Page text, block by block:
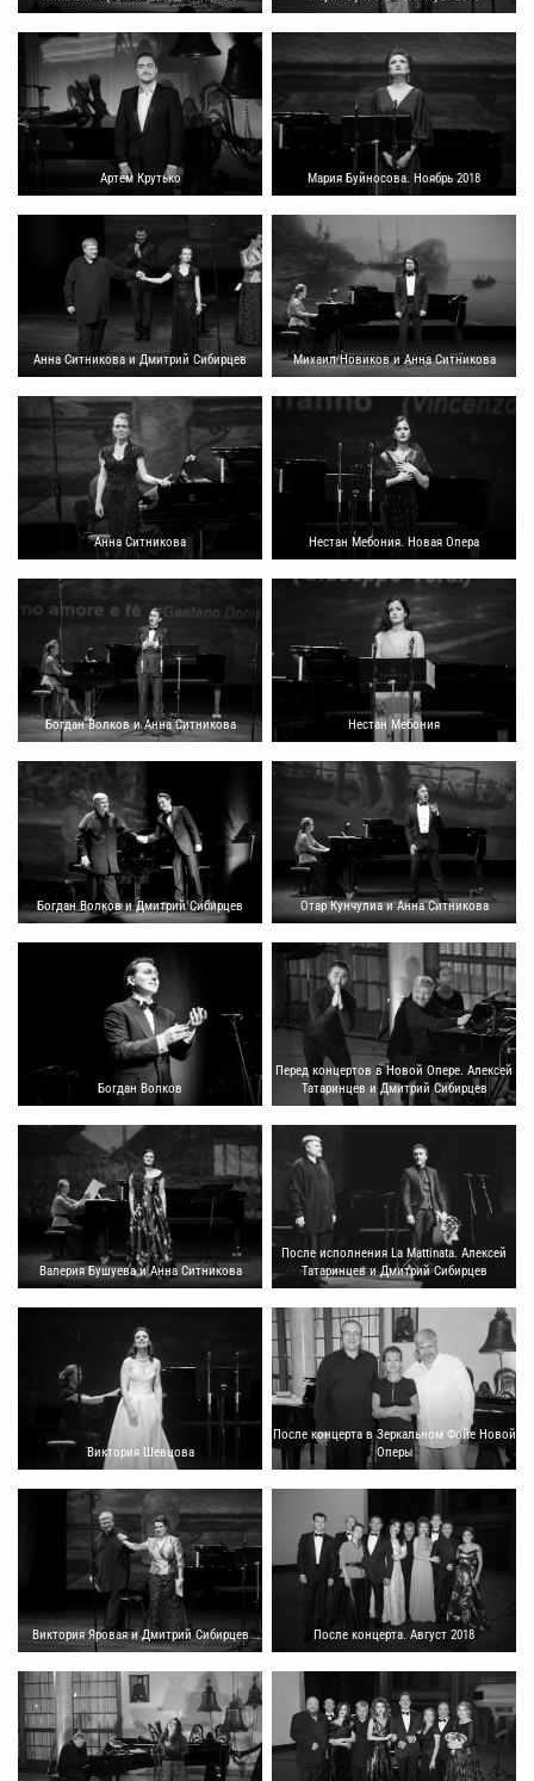
Артем Крутько
Анна Ситникова и Дмитрий Сибирцев
Анна Ситникова
Богдан Волков и Анна Ситникова
Богдан Волков и Дмитрий Сибирцев
Богдан Волков
Валерия Бушуева и Анна Ситникова
Виктория Шевцова
Виктория Яровая и Дмитрий Сибирцев
Мария Буйносова. Ноябрь 2018
Михаил Новиков и Анна Ситникова
Нестан Мебония. Новая Опера
Нестан Мебония
Отар Кунчулиа и Анна Ситникова
Перед концертов в Новой Опере. Алексей
Татаринцев и Дмитрий Сибирцев
После исполнения La Mattinata. Алексей
Татаринцев и Дмитрий Сибирцев
После концерта в Зеркальном Фойе Новой
Оперы
После концерта. Август 2018